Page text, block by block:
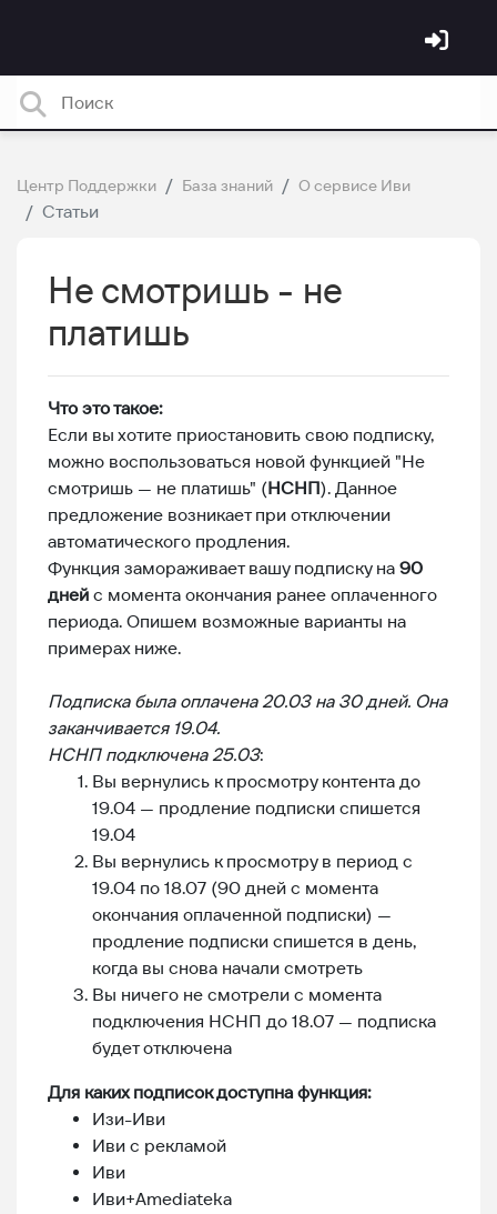
Центр Поддержки База знаний О сервисе Иви
Статьи
Не смотришь - не
платишь
Что это такое:
Если вы хотите приостановить свою подписку,
можно воспользоваться новой функцией "Не
смотришь — не платишь" (НСНП). Данное
предложение возникает при отключении
автоматического продления.
Функция замораживает вашу подписку на 90
дней с момента окончания ранее оплаченного
периода. Опишем возможные варианты на
примерах ниже.
Подписка была оплачена 20.03 на 30 дней. Она
заканчивается 19.04.
НСНП подключена 25.03:
Вы вернулись к просмотру контента до
19.04 — продление подписки спишется
19.04
Вы вернулись к просмотру в период с
19.04 по 18.07 (90 дней с момента
окончания оплаченной подписки) —
продление подписки спишется в день,
когда вы снова начали смотреть
Вы ничего не смотрели с момента
подключения НСНП до 18.07 — подписка
будет отключена
Для каких подписок доступна функция:
Изи-Иви
Иви с рекламой
Иви
Иви+Amediateka